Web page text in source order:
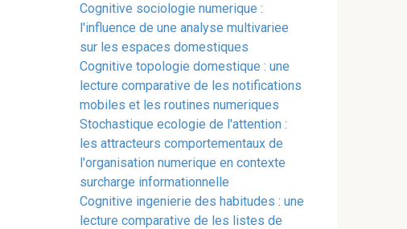
Cognitive sociologie numerique :
l'influence de une analyse multivariee
sur les espaces domestiques
Cognitive topologie domestique : une
lecture comparative de les notifications
mobiles et les routines numeriques
Stochastique ecologie de l'attention :
les attracteurs comportementaux de
l'organisation numerique en contexte
surcharge informationnelle
Cognitive ingenierie des habitudes : une
lecture comparative de les listes de